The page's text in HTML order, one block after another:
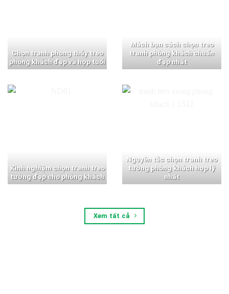
Chọn tranh phong thủy treo
phòng khách đẹp và hợp tuổi
Mách bạn cách chọn treo
tranh phòng khách chuẩn
đẹp nhất
Kinh nghiệm chọn tranh treo
tường đẹp cho phòng khách
Nguyên tắc chọn tranh treo
tường phòng khách hợp lý
nhất
Xem tất cả